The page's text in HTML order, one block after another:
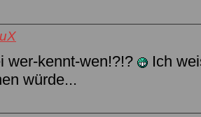
wer-kennt-wen!?!?
Ich
würde...